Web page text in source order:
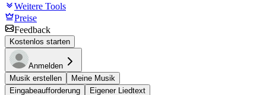
Weitere Tools
Preise
Feedback
Kostenlos starten
Anmelden
Musik erstellen
Meine Musik
Eingabeaufforderung
Eigener Liedtext